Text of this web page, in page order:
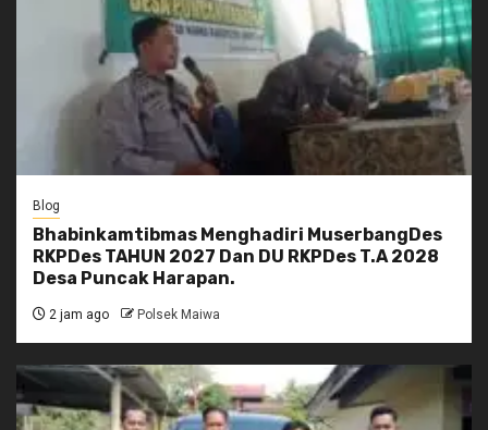
Blog
Bhabinkamtibmas Menghadiri MuserbangDes
RKPDes TAHUN 2027 Dan DU RKPDes T.A 2028
Desa Puncak Harapan.
2 jam ago Polsek Maiwa